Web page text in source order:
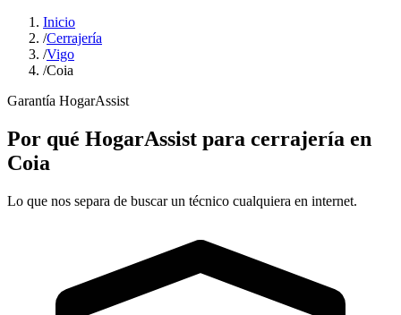
Inicio
/Cerrajería
/Vigo
/Coia
Garantía HogarAssist
Por qué HogarAssist para cerrajería en
Coia
Lo que nos separa de buscar un técnico cualquiera en internet.